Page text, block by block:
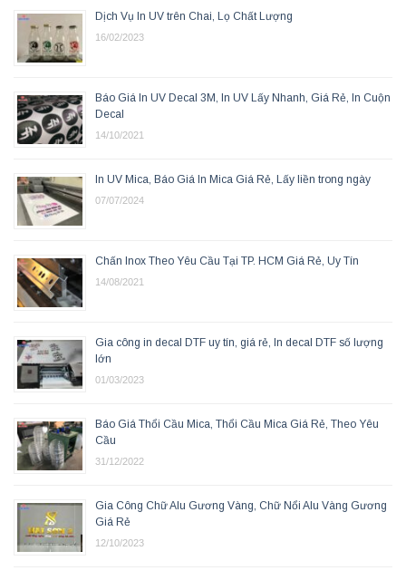
Dịch Vụ In UV trên Chai, Lọ Chất Lượng
16/02/2023
Báo Giá In UV Decal 3M, In UV Lấy Nhanh, Giá Rẻ, In Cuộn
Decal
14/10/2021
In UV Mica, Báo Giá In Mica Giá Rẻ, Lấy liền trong ngày
07/07/2024
Chấn Inox Theo Yêu Cầu Tại TP. HCM Giá Rẻ, Uy Tín
14/08/2021
Gia công in decal DTF uy tín, giá rẻ, In decal DTF số lượng
lớn
01/03/2023
Báo Giá Thổi Cầu Mica, Thổi Cầu Mica Giá Rẻ, Theo Yêu
Cầu
31/12/2022
Gia Công Chữ Alu Gương Vàng, Chữ Nổi Alu Vàng Gương
Giá Rẻ
12/10/2023